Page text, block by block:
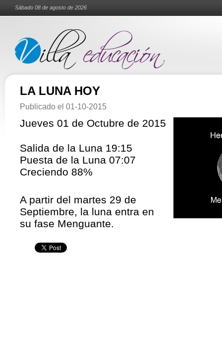
Sábado 08 de agosto de 2026
LA LUNA HOY
Publicado el 01-10-2015
Jueves 01 de Octubre de 2015
Salida de la Luna 19:15
Puesta de la Luna 07:07
Creciendo 88%
A partir del martes 29 de
Septiembre, la luna entra en
su fase Menguante.